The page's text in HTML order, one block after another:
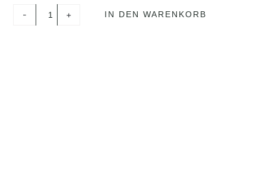
-
Cream
+ IN DEN WARENKORB